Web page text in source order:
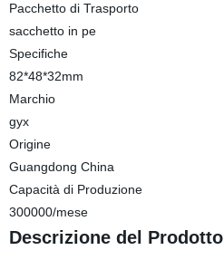
Pacchetto di Trasporto
sacchetto in pe
Specifiche
82*48*32mm
Marchio
gyx
Origine
Guangdong China
Capacità di Produzione
300000/mese
Descrizione del Prodotto